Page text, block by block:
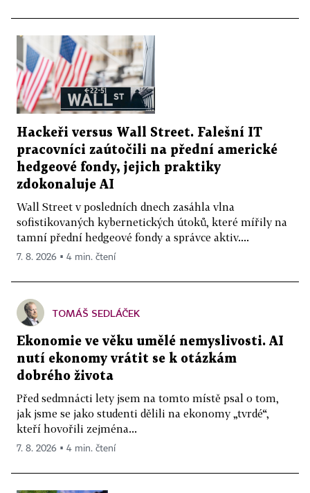
Hackeři versus Wall Street. Falešní IT
pracovníci zaútočili na přední americké
hedgeové fondy, jejich praktiky
zdokonaluje AI
Wall Street v posledních dnech zasáhla vlna
sofistikovaných kybernetických útoků, které mířily na
tamní přední hedgeové fondy a správce aktiv....
7. 8. 2026 ▪ 4 min. čtení
TOMÁŠ SEDLÁČEK
Ekonomie ve věku umělé nemyslivosti. AI
nutí ekonomy vrátit se k otázkám
dobrého života
Před sedmnácti lety jsem na tomto místě psal o tom,
jak jsme se jako studenti dělili na ekonomy „tvrdé“,
kteří hovořili zejména...
7. 8. 2026 ▪ 4 min. čtení